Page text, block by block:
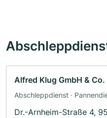
Alfred Klug GmbH & Co.
Abschleppdienst ·
Dr.-Arnheim-Straße 4,